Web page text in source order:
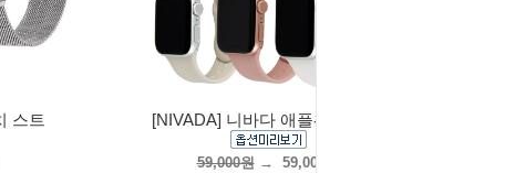
스트 [NIVADA] 니바다 애플워치 스트
59,000원→ 59,000원